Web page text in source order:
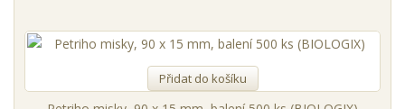
Přidat do košíku